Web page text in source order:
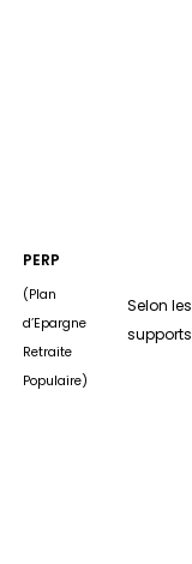
PERP
(Plan
d’Epargne
Retraite
Populaire)
Selon les
supports